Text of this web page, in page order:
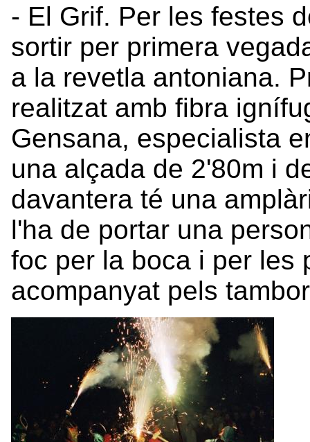
- El Grif. Per les festes
sortir per primera
a la revetla antoniana.
realitzat amb fibra
Gensana, especialista
una alçada de 2'80m i
davantera té una
l'ha de portar una
foc per la boca i per les
acompanyat pels